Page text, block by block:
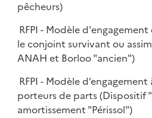
pêcheurs)
RFPI - Modèle
le conjoint survivant ou
ANAH et Borloo "ancien")
RFPI - Modèle
porteurs de parts (Dispositif
amortissement "Périssol")